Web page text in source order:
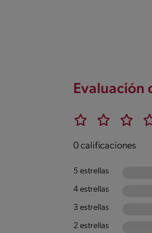
Evaluación
0 calificaciones
5 estrellas
4 estrellas
3 estrellas
2 estrellas